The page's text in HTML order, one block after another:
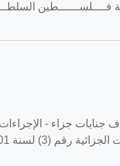
المحاكمات المدنية والتجارية رقم (2) لسنة